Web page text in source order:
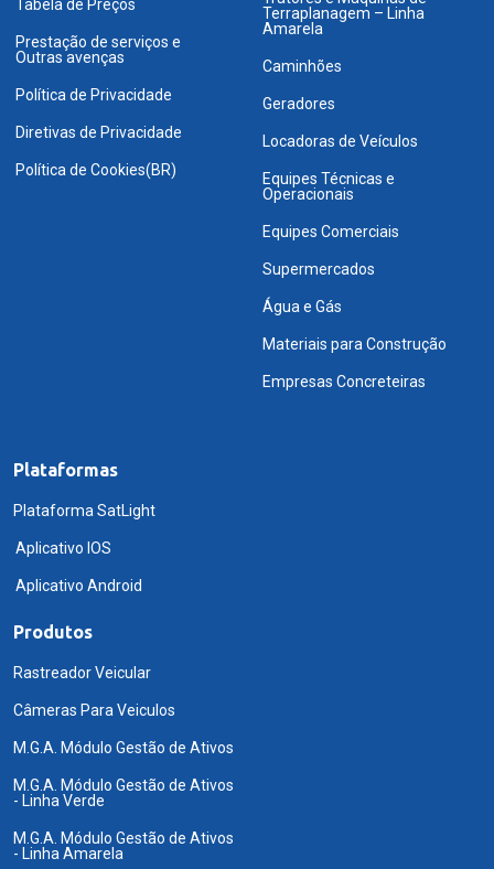
Tabela de Preços
Prestação de serviços e
Outras avenças
Política de Privacidade
Diretivas de Privacidade
Política de Cookies(BR)
Terraplanagem – Linha
Amarela
Caminhões
Geradores
Locadoras de Veículos
Equipes Técnicas e
Operacionais
Equipes Comerciais
Supermercados
Água e Gás
Materiais para Construção
Empresas Concreteiras
Plataformas
Plataforma SatLight
Aplicativo IOS
Aplicativo Android
Produtos
Rastreador Veicular
Câmeras Para Veiculos
M.G.A. Módulo Gestão de Ativos
M.G.A. Módulo Gestão de Ativos
- Linha Verde
M.G.A. Módulo Gestão de Ativos
- Linha Amarela